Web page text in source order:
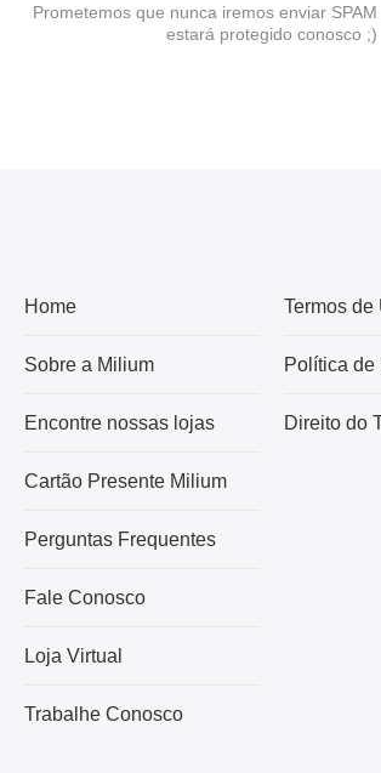
Prometemos que nunca iremos enviar
estará protegido conosco ;)
Home
Sobre a Milium
Encontre nossas lojas
Cartão Presente Milium
Perguntas Frequentes
Fale Conosco
Loja Virtual
Trabalhe Conosco
Termos de
Política
Direito do